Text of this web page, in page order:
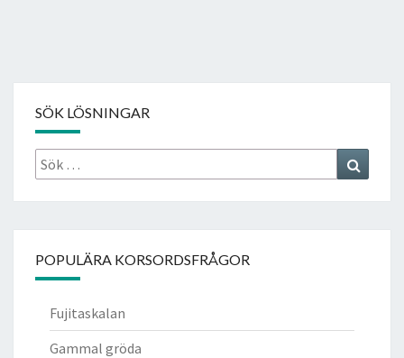
SÖK LÖSNINGAR
Sök
efter:
POPULÄRA KORSORDSFRÅGOR
Fujitaskalan
Gammal gröda